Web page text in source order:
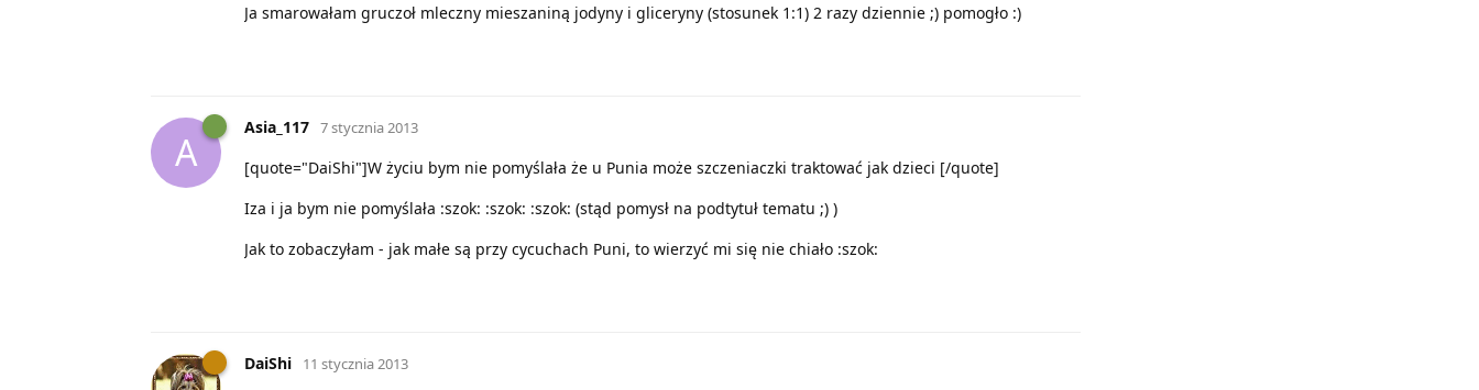
Ja smarowałam gruczoł mleczny mieszaniną jodyny i gliceryny (stosunek 1:1) 2 razy dziennie ;) pomogło :)
A
Asia_117 7 stycznia 2013
[quote="DaiShi"]W życiu bym nie pomyślała że u Punia może szczeniaczki traktować jak dzieci [/quote]
Iza i ja bym nie pomyślała :szok: :szok: :szok: (stąd pomysł na podtytuł tematu ;) )
Jak to zobaczyłam - jak małe są przy cycuchach Puni, to wierzyć mi się nie chiało :szok:
DaiShi 11 stycznia 2013